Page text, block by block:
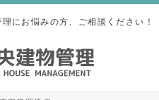
にお悩みの方、ご相談ください！